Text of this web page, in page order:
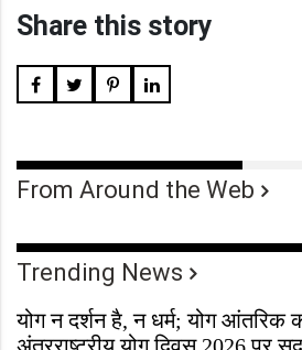
Share this story
From Around the Web
Trending News
योग न दर्शन है, न धर्म; योग आंतरिक